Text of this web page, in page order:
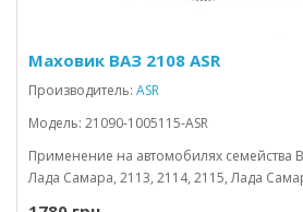
Маховик ВАЗ 2108 ASR
Производитель: ASR
Модель: 21090-1005115-ASR
Применение на автомобилях семейства
Лада Самара, 2113, 2114, 2115, Лада